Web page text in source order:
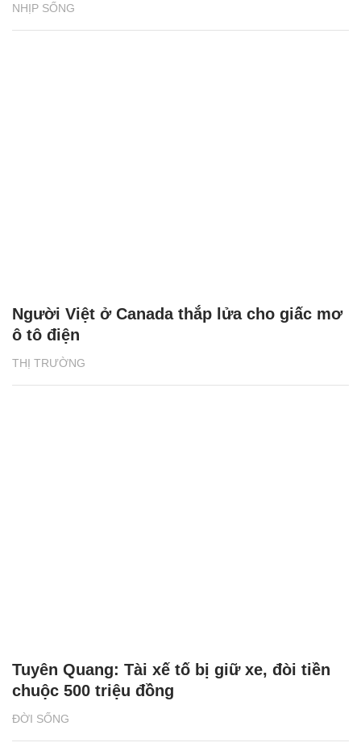
NHỊP SỐNG
THỊ TRƯỜNG
Người Việt ở Canada thắp lửa cho giấc mơ
ô tô điện
ĐỜI SỐNG
Tuyên Quang: Tài xế tố bị giữ xe, đòi tiền
chuộc 500 triệu đồng